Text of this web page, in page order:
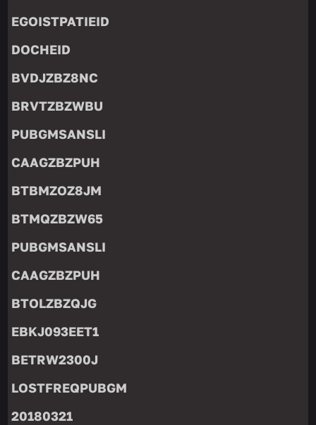
EGOISTPATIEID
DOCHEID
BVDJZBZ8NC
BRVTZBZWBU
PUBGMSANSLI
CAAGZBZPUH
BTBMZOZ8JM
BTMQZBZW65
PUBGMSANSLI
CAAGZBZPUH
BTOLZBZQJG
EBKJ093EET1
BETRW2300J
LOSTFREQPUBGM
20180321